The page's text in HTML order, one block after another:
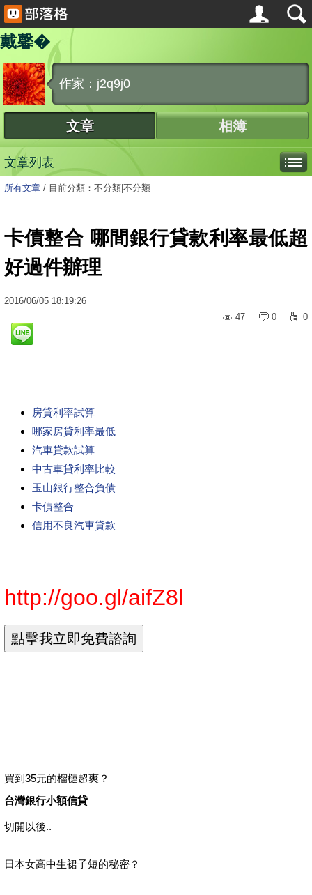
戴馨�
作家：j2q9j0
文章 相簿
文章列表
所有文章 / 目前分類：不分類|不分類
卡債整合 哪間銀行貸款利率最低超
好過件辦理
2016/06/05 18:19:26
47
0 0
房貸利率試算
哪家房貸利率最低
汽車貸款試算
中古車貸利率比較
玉山銀行整合負債
卡債整合
信用不良汽車貸款
http://goo.gl/aifZ8l
買到35元的榴槤超爽？
台灣銀行小額信貸
切開以後..
日本女高中生裙子短的秘密？